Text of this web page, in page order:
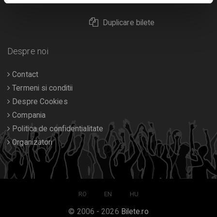
Duplicare bilete
Despre noi
Contact
Termeni si conditii
Despre Cookies
Compania
Politica de confidentialitate
Organizatori
RO EN HU
© 2006 - 2026 Bilete.ro